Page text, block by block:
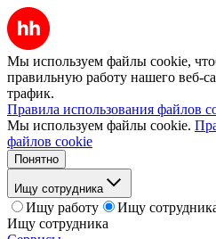
Мы используем файлы cookie,
правильную работу нашего веб-
трафик.
Правила использования файлов
Мы используем файлы cookie.
файлов cookie
Понятно
Ищу сотрудника
Ищу работу
Ищу
Ищу сотрудника